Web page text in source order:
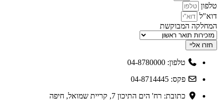
טלפון
דוא"ל
המחלקה המבוקשת
חזרו אליי
טלפון: 04-8780000
פקס: 04-8714445
כתובת: רח' הים התיכון 7, קריית שמואל, חיפה